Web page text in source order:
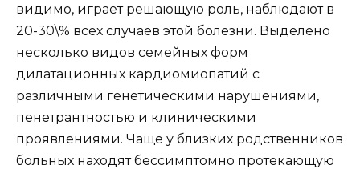
видимо, играет решающую роль, наблюдают в
20-30\% всех случаев этой болезни. Выделено
несколько видов семейных форм
дилатационных кардиомиопатий с
различными генетическими нарушениями,
пенетрантностью и клиническими
проявлениями. Чаще у близких родственников
больных находят бессимптомно протекающую